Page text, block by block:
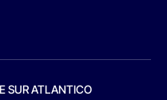
SUR ATLANTICO